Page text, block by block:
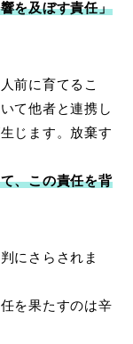
を及ぼす責任」
前に育てるこ
て他者と連携し
じます。放棄す
、この責任を背
にさらされま
を果たすのは辛